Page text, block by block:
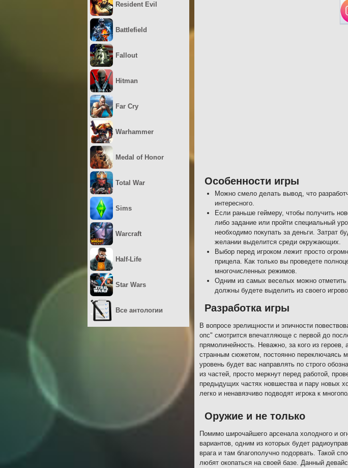
Особенности игры
Можно смело делать вывод, что
интересного.
Если раньше геймеру, чтобы получить
либо задание или пройти специальный
необходимо покупать за деньги. Затрат
желании выделится среди окружающих.
Выбор перед игроком лежит просто
прицела. Как только вы проведете
многочисленных режимов.
Одним из самых веселых можно отметить
должны будете выделить из своего
Разработка игры
В вопросе зрелищности и эпичности
опс" смотрится впечатляюще с первой до
прямолинейность. Неважно, за кого из
странным сюжетом, постоянно переключаясь
уровень будет вас направлять по строго
из частей, просто меркнут перед работой,
предыдущих частях новшества и пару новых
легко и ненавязчиво подводят игрока к
Оружие и не только
Помимо широчайшего арсенала холодного и
вариантов, одним из которых будет
врага и там благополучно подорвать. Такой
любят окопаться на своей базе. Данный
Resident Evil
Battlefield
Fallout
Hitman
Far Cry
Warhammer
Medal of Honor
Total War
Sims
Warcraft
Half-Life
Star Wars
Все антологии